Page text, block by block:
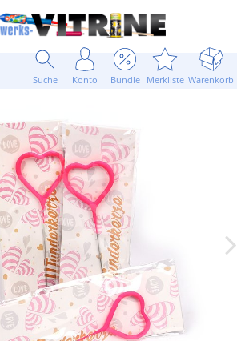
Suche Konto Bundle Merkliste Warenkorb